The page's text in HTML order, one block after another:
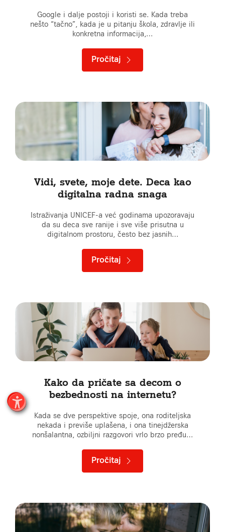
Google i dalje postoji i koristi se. Kada treba
nešto “tačno”, kada je u pitanju škola, zdravlje ili
konkretna informacija,…
Pročitaj
Vidi, svete, moje dete. Deca kao
digitalna radna snaga
Istraživanja UNICEF-a već godinama upozoravaju
da su deca sve ranije i sve više prisutna u
digitalnom prostoru, često bez jasnih…
Pročitaj
Kako da pričate sa decom o
bezbednosti na internetu?
Kada se dve perspektive spoje, ona roditeljska
nekada i previše uplašena, i ona tinejdžerska
nonšalantna, ozbiljni razgovori vrlo brzo pređu…
Pročitaj